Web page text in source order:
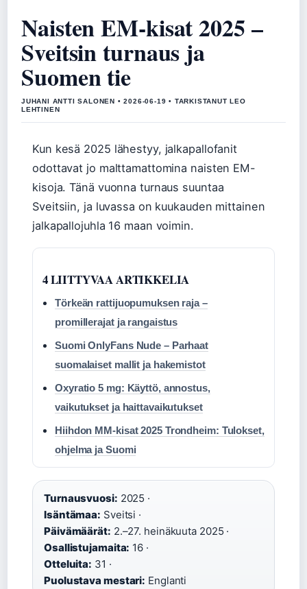
Naisten EM-kisat 2025 –
Sveitsin turnaus ja
Suomen tie
JUHANI ANTTI SALONEN • 2026-06-19 • TARKISTANUT LEO
LEHTINEN
Kun kesä 2025 lähestyy, jalkapallofanit
odottavat jo malttamattomina naisten EM-
kisoja. Tänä vuonna turnaus suuntaa
Sveitsiin, ja luvassa on kuukauden mittainen
jalkapallojuhla 16 maan voimin.
4 LIITTYVAA ARTIKKELIA
Törkeän rattijuopumuksen raja –
promillerajat ja rangaistus
Suomi OnlyFans Nude – Parhaat
suomalaiset mallit ja hakemistot
Oxyratio 5 mg: Käyttö, annostus,
vaikutukset ja haittavaikutukset
Hiihdon MM-kisat 2025 Trondheim: Tulokset,
ohjelma ja Suomi
Turnausvuosi: 2025 ·
Isäntämaa: Sveitsi ·
Päivämäärät: 2.–27. heinäkuuta 2025 ·
Osallistujamaita: 16 ·
Otteluita: 31 ·
Puolustava mestari: Englanti